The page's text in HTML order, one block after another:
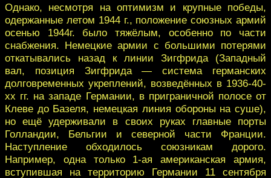
Однако, несмотря на оптимизм и крупные победы,
одержанные летом 1944 г., положение союзных армий
осенью 1944г. было тяжёлым, особенно по части
снабжения. Немецкие армии с большими потерями
откатывались назад к линии Зигфрида (Западный
вал, позиция Зигфрида — система германских
долговременных укреплений, возведённых в 1936-40-
хх гг. на западе Германии, в приграничной полосе от
Клеве до Базеля, немецкая линия обороны на суше),
но ещё удерживали в своих руках главные порты
Голландии, Бельгии и северной части Франции.
Наступление обходилось союзникам дорого.
Например, одна только 1-ая американская армия,
вступившая на территорию Германии 11 сентября